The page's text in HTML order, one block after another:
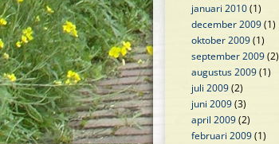
januari 2010(1)
december 2009(1)
oktober 2009(1)
september 2009(2)
augustus 2009(1)
juli 2009(2)
juni 2009(3)
april 2009(2)
februari 2009(1)